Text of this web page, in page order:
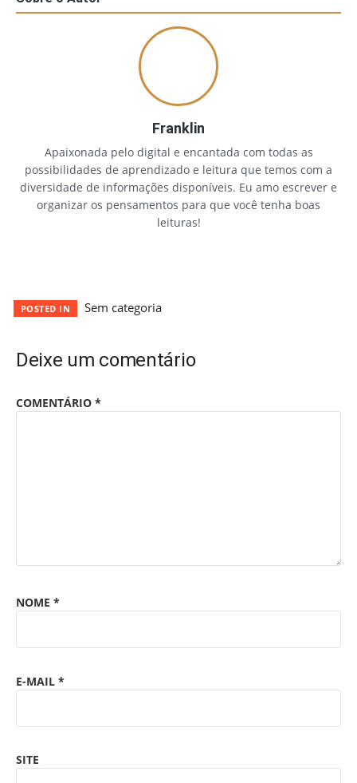
Franklin
Apaixonada pelo digital e encantada com todas as
possibilidades de aprendizado e leitura que temos com a
diversidade de informações disponíveis. Eu amo escrever e
organizar os pensamentos para que você tenha boas
leituras!
POSTED IN Sem categoria
Deixe um comentário
COMENTÁRIO *
NOME *
E-MAIL *
SITE